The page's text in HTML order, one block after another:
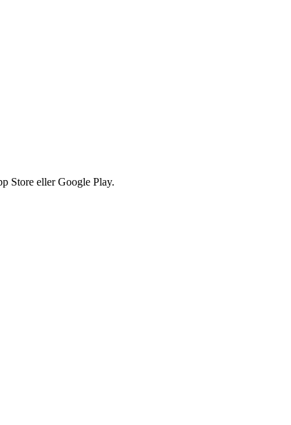
Store eller Google Play.